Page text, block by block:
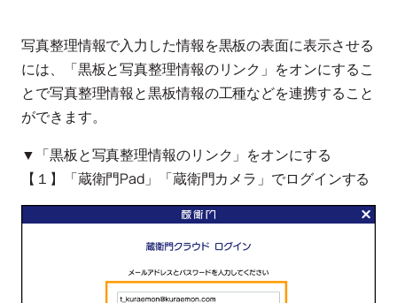
写真整理情報で入力した情報を黒板の表面に表示させる
には、「黒板と写真整理情報のリンク」をオンにするこ
とで写真整理情報と黒板情報の工種などを連携すること
ができます。
▼「黒板と写真整理情報のリンク」をオンにする
【１】「蔵衛門Pad」「蔵衛門カメラ」でログインする